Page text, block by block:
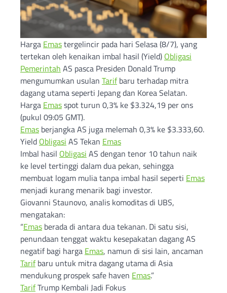
Harga Emastergelincir pada hari Selasa (8/7), yang
tertekan oleh kenaikan imbal hasil (Yield) Obligasi
Pemerintah AS pasca Presiden Donald Trump
mengumumkan usulan Tarifbaru terhadap mitra
dagang utama seperti Jepang dan Korea Selatan.
Harga Emasspot turun 0,3% ke $3.324,19 per ons
(pukul 09:05 GMT).
Emas berjangka AS juga melemah 0,3% ke $3.333,60.
Yield Obligasi AS Tekan Emas
Imbal hasil Obligasi AS dengan tenor 10 tahun naik
ke level tertinggi dalam dua pekan, sehingga
membuat logam mulia tanpa imbal hasil seperti Emas
menjadi kurang menarik bagi investor.
Giovanni Staunovo, analis komoditas di UBS,
mengatakan:
“Emas berada di antara dua tekanan. Di satu sisi,
penundaan tenggat waktu kesepakatan dagang AS
negatif bagi harga Emas, namun di sisi lain, ancaman
Tarifbaru untuk mitra dagang utama di Asia
mendukung prospek safe haven Emas.”
TarifTrump Kembali Jadi Fokus